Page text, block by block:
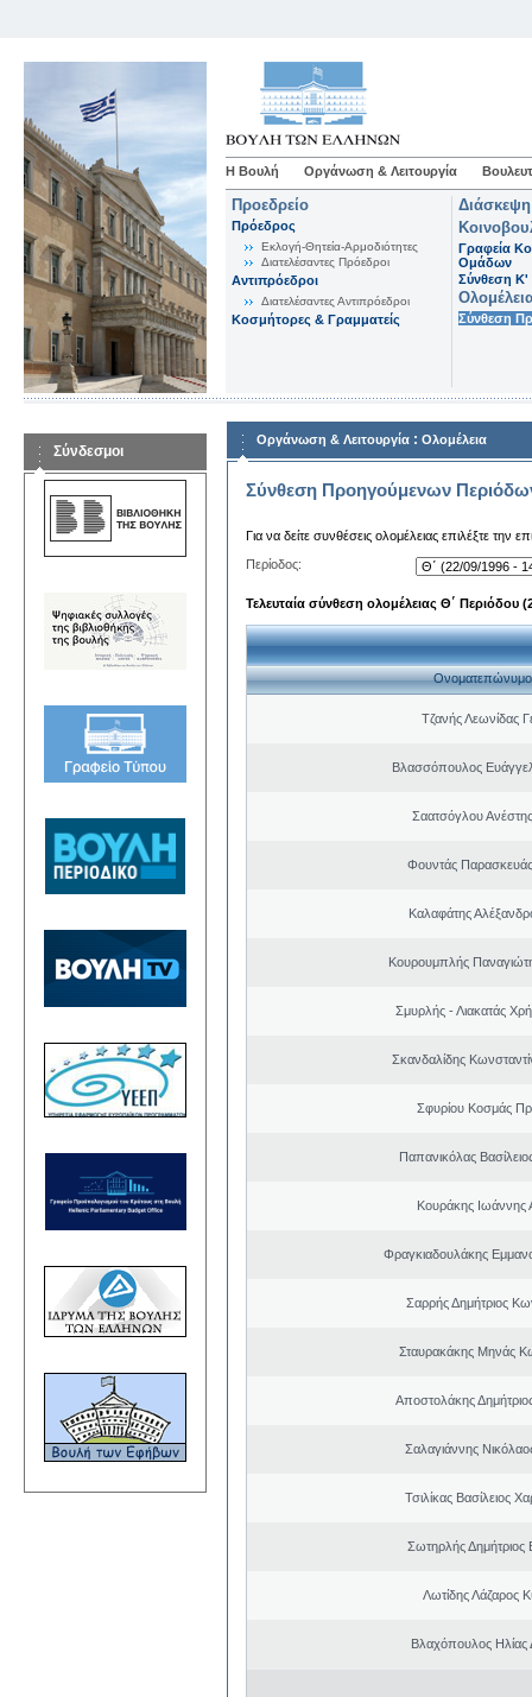
Η Βουλή Οργάνωση & Λειτουργία
Προεδρείο
Πρόεδρος
Εκλογή-Θητεία-Αρμοδιότητες
Διατελέσαντες Πρόεδροι
Αντιπρόεδροι
Διατελέσαντες Αντιπρόεδροι
Κοσμήτορες & Γραμματείς
Γραφεία
Ομάδων
Σύνθεση K'
Σύνθεση
Σύνδεσμοι
Οργάνωση & Λειτουργία : Ολομέλεια
Σύνθεση Προηγούμενων
Για να δείτε συνθέσεις ολομέλειας επιλέξτε την
Περίοδος:
Τελευταία σύνθεση ολομέλειας Θ΄ Περιόδου
Ονοματεπώνυμο
Τζανής Λεωνίδας
Βλασσόπουλος
Σαατσόγλου
Φουντάς
Καλαφάτης
Κουρουμπλής
Σμυρλής - Λιακατάς
Σκανδαλίδης
Σφυρίου Κοσμάς
Παπανικόλας
Κουράκης Ιωάννης
Φραγκιαδουλάκης
Σαρρής Δημήτριος
Σταυρακάκης Μηνάς
Αποστολάκης
Σαλαγιάννης
Τσιλίκας Βασίλειος
Σωτηρλής Δημήτριος
Λωτίδης Λάζαρος
Βλαχόπουλος Ηλίας